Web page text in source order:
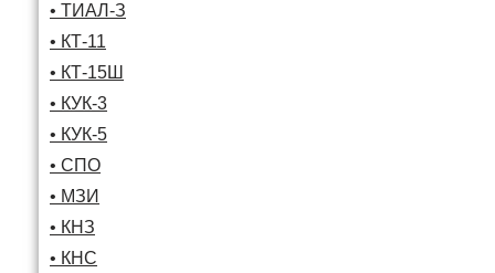
• ТИАЛ-З
• КТ-11
• КТ-15Ш
• КУК-3
• КУК-5
• СПО
• МЗИ
• КНЗ
• КНС